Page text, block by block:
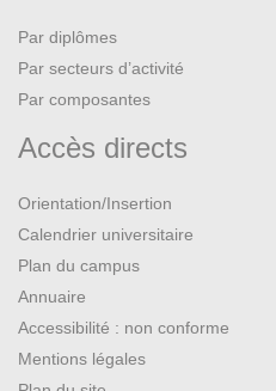
Par diplômes
Par secteurs d’activité
Par composantes
Accès directs
Orientation/Insertion
Calendrier universitaire
Plan du campus
Annuaire
Accessibilité : non conforme
Mentions légales